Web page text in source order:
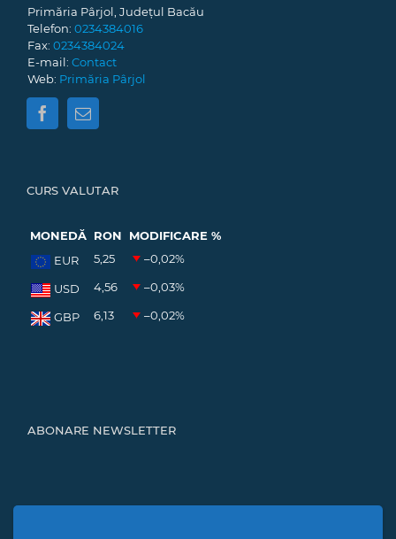
Primăria Pârjol, Județul Bacău
Telefon: 0234384016
Fax: 0234384024
E-mail: Contact
Web: Primăria Pârjol
CURS VALUTAR
MONEDĂ RON
MODIFICARE %
EUR
5,25 –0,02%
USD 4,56 –0,03%
GBP 6,13 –0,02%
ABONARE NEWSLETTER